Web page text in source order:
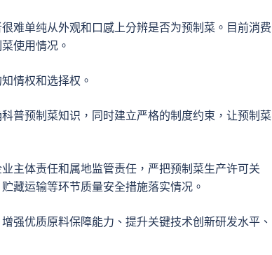
难单纯从外观和口感上分辨是否为预制菜。目前消费
使用情况。
情权和选择权。
普预制菜知识，同时建立严格的制度约束，让预制菜
主体责任和属地监管责任，严把预制菜生产许可关
藏运输等环节质量安全措施落实情况。
强优质原料保障能力、提升关键技术创新研发水平、